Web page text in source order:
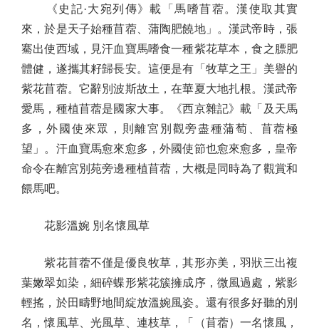
《史記·大宛列傳》載「馬嗜苜蓿。漢使取其實
來，於是天子始種苜蓿、蒲陶肥饒地」。漢武帝時，張
騫出使西域，見汗血寶馬嗜食一種紫花草本，食之膘肥
體健，遂攜其籽歸長安。這便是有「牧草之王」美譽的
紫花苜蓿。它辭別波斯故土，在華夏大地扎根。漢武帝
愛馬，種植苜蓿是國家大事。《西京雜記》載「及天馬
多，外國使來眾，則離宮別觀旁盡種蒲萄、苜蓿極
望」。汗血寶馬愈來愈多，外國使節也愈來愈多，皇帝
命令在離宮別苑旁邊種植苜蓿，大概是同時為了觀賞和
餵馬吧。
花影溫婉 別名懷風草
紫花苜蓿不僅是優良牧草，其形亦美，羽狀三出複
葉嫩翠如染，細碎蝶形紫花簇擁成序，微風過處，紫影
輕搖，於田疇野地間綻放溫婉風姿。還有很多好聽的別
名，懷風草、光風草、連枝草，「（苜蓿）一名懷風，